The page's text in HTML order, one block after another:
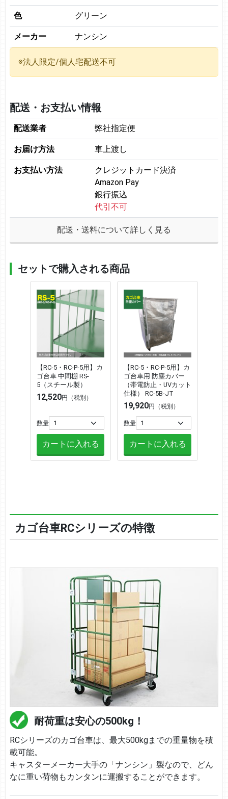
色 グリーン
メーカー ナンシン
※法人限定/個人宅配送不可
配送・お支払い情報
配送業者 弊社指定便
お届け方法 車上渡し
お支払い方法
クレジットカード決済
Amazon Pay
銀行振込
代引不可
配送・送料について詳しく見る
セットで購入される商品
【RC-5・RC-P-5用】カ
ゴ台車 中間棚 RS-
5（スチール製）
12,520円（税別）
数量
カートに入れる
【RC-5・RC-P-5用】カ
ゴ台車用 防塵カバー
（帯電防止・UVカット
仕様） RC-5B-JT
19,920円（税別）
数量
カートに入れる
カゴ台車RCシリーズの特徴
耐荷重は安心の500kg！
RCシリーズのカゴ台車は、最大500kgまでの重量物を積
載可能。
キャスターメーカー大手の「ナンシン」製なので、どん
なに重い荷物もカンタンに運搬することができます。